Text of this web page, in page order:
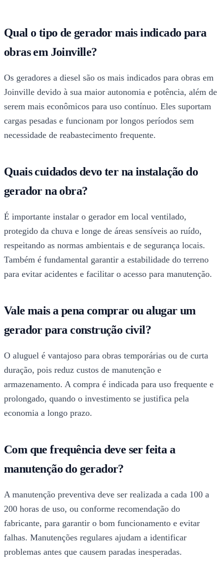
Qual o tipo de gerador mais indicado para
obras em Joinville?
Os geradores a diesel são os mais indicados para obras em
Joinville devido à sua maior autonomia e potência, além de
serem mais econômicos para uso contínuo. Eles suportam
cargas pesadas e funcionam por longos períodos sem
necessidade de reabastecimento frequente.
Quais cuidados devo ter na instalação do
gerador na obra?
É importante instalar o gerador em local ventilado,
protegido da chuva e longe de áreas sensíveis ao ruído,
respeitando as normas ambientais e de segurança locais.
Também é fundamental garantir a estabilidade do terreno
para evitar acidentes e facilitar o acesso para manutenção.
Vale mais a pena comprar ou alugar um
gerador para construção civil?
O aluguel é vantajoso para obras temporárias ou de curta
duração, pois reduz custos de manutenção e
armazenamento. A compra é indicada para uso frequente e
prolongado, quando o investimento se justifica pela
economia a longo prazo.
Com que frequência deve ser feita a
manutenção do gerador?
A manutenção preventiva deve ser realizada a cada 100 a
200 horas de uso, ou conforme recomendação do
fabricante, para garantir o bom funcionamento e evitar
falhas. Manutenções regulares ajudam a identificar
problemas antes que causem paradas inesperadas.